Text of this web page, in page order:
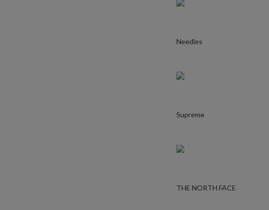
Needles
Supreme
THE NORTH FACE